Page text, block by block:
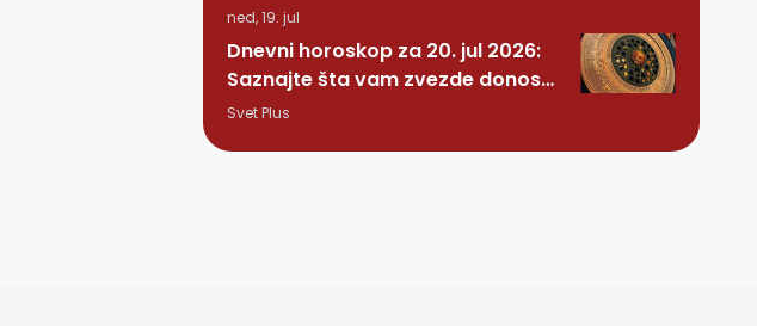
ned, 19. jul
Dnevni horoskop za 20. jul 2026:
Saznajte šta vam zvezde donose
ovog ponedeljka
Svet Plus